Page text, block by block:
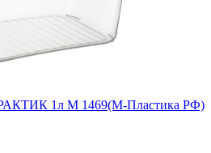
1л М 1469(М-Пластика РФ)